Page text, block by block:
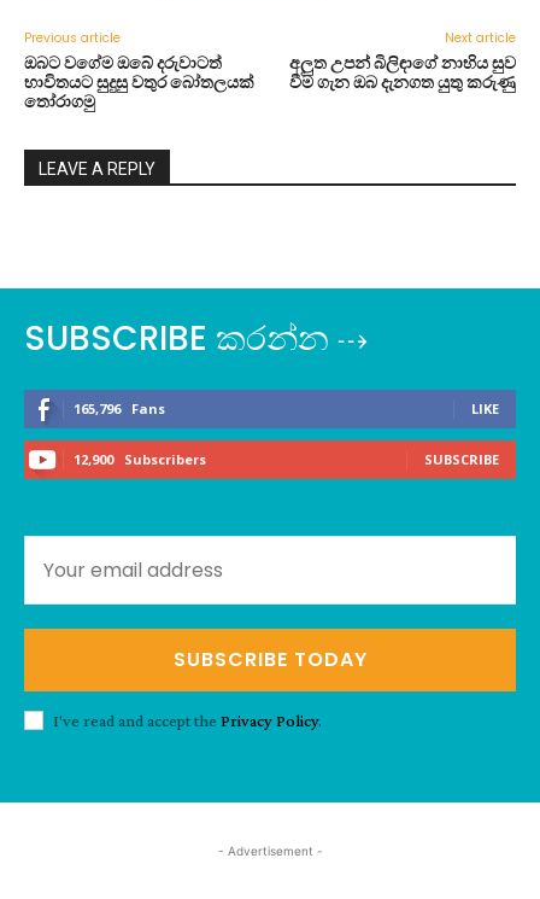
Previous article
ඔබට වගේම ඔබේ දරුවාටත්
භාවිතයට සුදුසු වතුර බෝතලයක්
තෝරාගමු
Next article
අලුත උපන් බිලිඳාගේ නාභිය සුව
වීම ගැන ඔබ දැනගත යුතු කරුණු
LEAVE A REPLY
SUBSCRIBE කරන්න ⇢
165,796 Fans LIKE
12,900 Subscribers SUBSCRIBE
SUBSCRIBE TODAY
I've read and accept the Privacy Policy.
- Advertisement -